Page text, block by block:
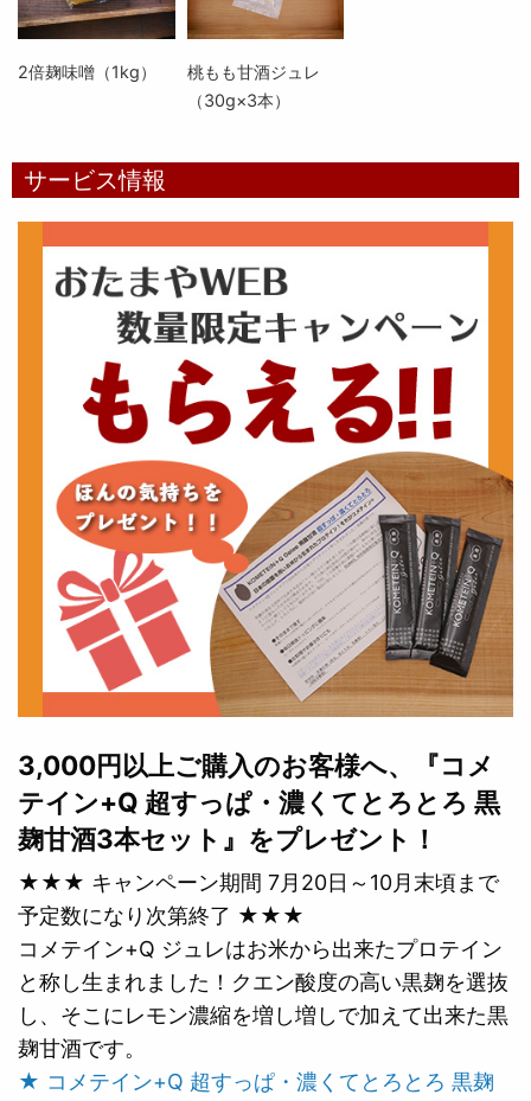
2倍麹味噌（1kg）
桃もも甘酒ジュレ
（30g×3本）
サービス情報
3,000円以上ご購入のお客様へ、『コメ
テイン+Q 超すっぱ・濃くてとろとろ 黒
麹甘酒3本セット』をプレゼント！
★★★ キャンペーン期間 7月20日～10月末頃まで
予定数になり次第終了 ★★★
コメテイン+Q ジュレはお米から出来たプロテイン
と称し生まれました！クエン酸度の高い黒麹を選抜
し、そこにレモン濃縮を増し増しで加えて出来た黒
麹甘酒です。
★ コメテイン+Q 超すっぱ・濃くてとろとろ 黒麹